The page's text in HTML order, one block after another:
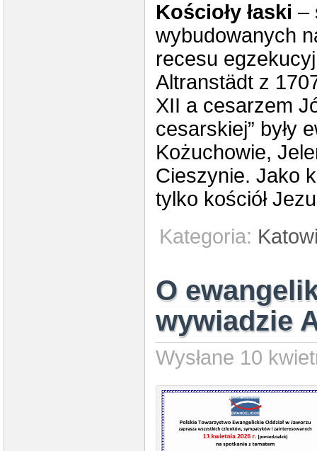
Kościoły łaski –
wybudowanych
recesu
Altranstädt z
XII a cesarzem
cesarskiej” były
Kożuchowie,
Cieszynie. Jako
tylko kościół
Kategoria:
O
wywiadzie
Wysłane 10